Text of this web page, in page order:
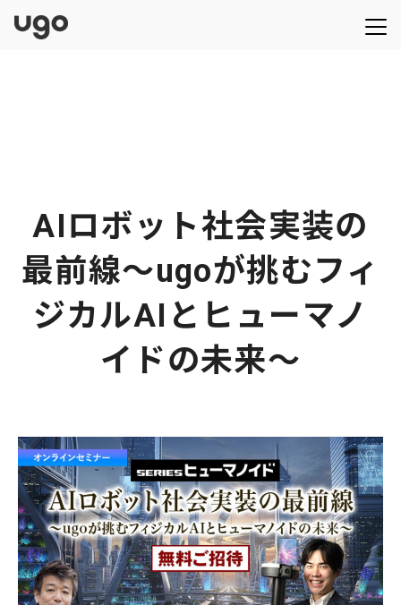
AIロボット社会実装の
最前線〜ugoが挑むフィ
ジカルAIとヒューマノ
イドの未来〜